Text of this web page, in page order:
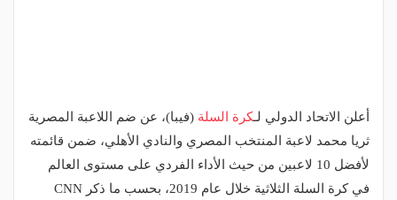
أعلن الاتحاد الدولي لـكرة السلة (فيبا)، عن ضم اللاعبة المصرية
ثريا محمد لاعبة المنتخب المصري والنادي الأهلي، ضمن قائمته
لأفضل 10 لاعبين من حيث الأداء الفردي على مستوى العالم
في كرة السلة الثلاثية خلال عام 2019، بحسب ما ذكر CNN